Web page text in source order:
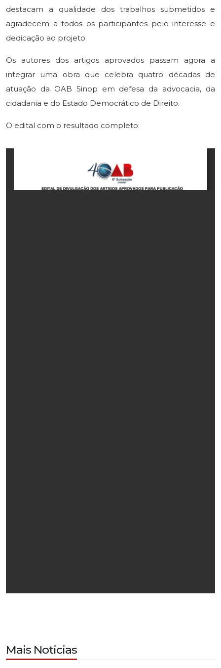
destacam a qualidade dos trabalhos submetidos e
agradecem a todos os participantes pelo interesse e
dedicação ao projeto.
Os autores dos artigos aprovados passam agora a
integrar uma obra que celebra quatro décadas de
atuação da OAB Sinop em defesa da advocacia, da
cidadania e do Estado Democrático de Direito.
O edital com o resultado completo:
Mais Noticias